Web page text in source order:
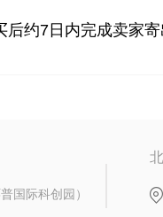
后约7日内完成卖家
国际科创园）